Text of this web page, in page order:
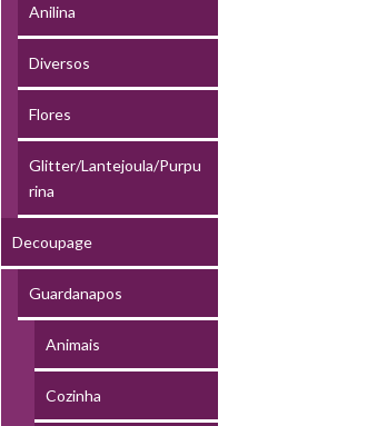
Anilina
Diversos
Flores
Glitter/Lantejoula/Purpu
rina
Decoupage
Guardanapos
Animais
Cozinha